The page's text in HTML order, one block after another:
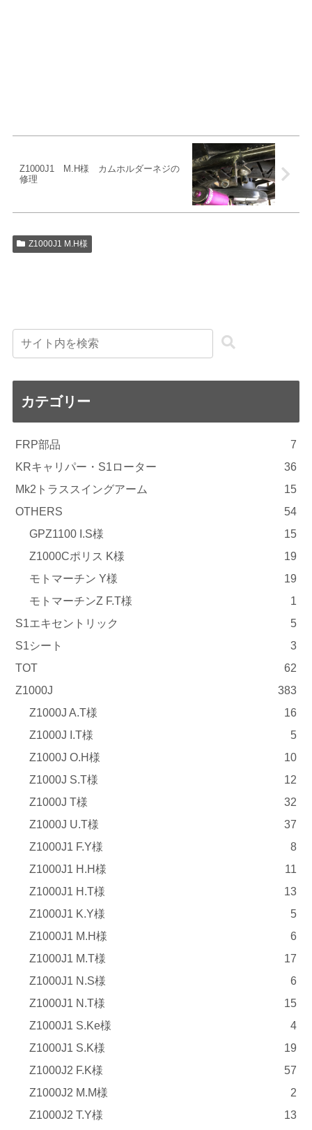
Z1000J1 M.H様 カムホルダーネジの
修理
Z1000J1 M.H様
カテゴリー
FRP部品
7
KRキャリパー・S1ローター
36
Mk2トラススイングアーム
15
OTHERS
54
GPZ1100 I.S様
15
Z1000Cポリス K様
19
モトマーチン Y様
19
モトマーチンZ F.T様
1
S1エキセントリック
5
S1シート
3
TOT
62
Z1000J
383
Z1000J A.T様
16
Z1000J I.T様
5
Z1000J O.H様
10
Z1000J S.T様
12
Z1000J T様
32
Z1000J U.T様
37
Z1000J1 F.Y様
8
Z1000J1 H.H様
11
Z1000J1 H.T様
13
Z1000J1 K.Y様
5
Z1000J1 M.H様
6
Z1000J1 M.T様
17
Z1000J1 N.S様
6
Z1000J1 N.T様
15
Z1000J1 S.Ke様
4
Z1000J1 S.K様
19
Z1000J2 F.K様
57
Z1000J2 M.M様
2
Z1000J2 T.Y様
13